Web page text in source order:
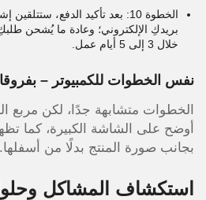
الخطوة 10: بعد تأكيد الدفع،
بريدكِ الإلكتروني؛ وعادة ما يُشحن
خلال 3 إلى 5 أيام عمل.
نفس الخطوات للكمبيوتر –
الخطوات متشابهة جدًا، لكن مربع
أوضح على الشاشة الكبيرة، كما
بجانب صورة المنتج بدلًا من أسفلها.
استكشاف المشاكل